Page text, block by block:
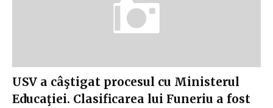
USV a câştigat procesul cu Ministerul
Educaţiei. Clasificarea lui Funeriu a fost